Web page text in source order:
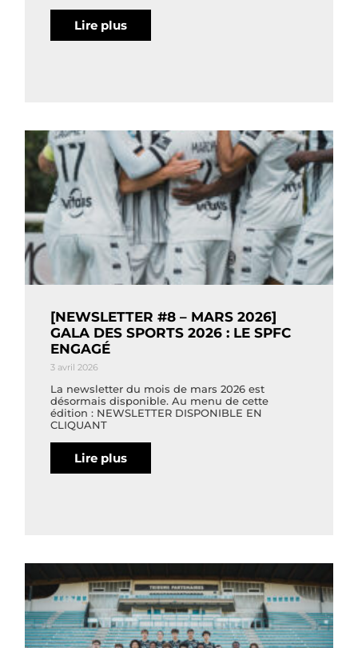
Lire plus
[NEWSLETTER #8 – MARS 2026]
GALA DES SPORTS 2026 : LE SPFC
ENGAGÉ
3 avril 2026
La newsletter du mois de mars 2026 est
désormais disponible. Au menu de cette
édition : NEWSLETTER DISPONIBLE EN
CLIQUANT
Lire plus